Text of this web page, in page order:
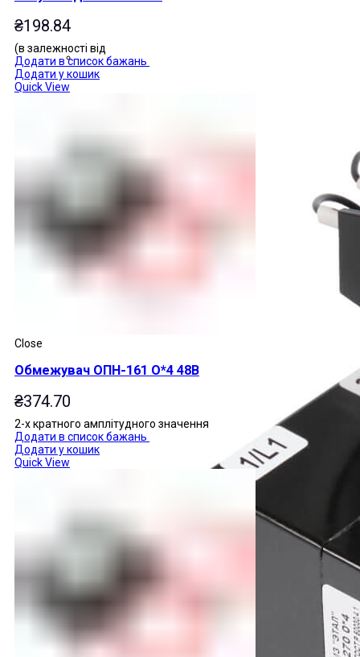
₴198.84
(в залежності від
Додати в список бажань
Додати у кошик
Quick View
Close
Обмежувач ОПН-161 О*4 48В
₴374.70
2-х кратного амплітудного значення
Додати в список бажань
Додати у кошик
Quick View